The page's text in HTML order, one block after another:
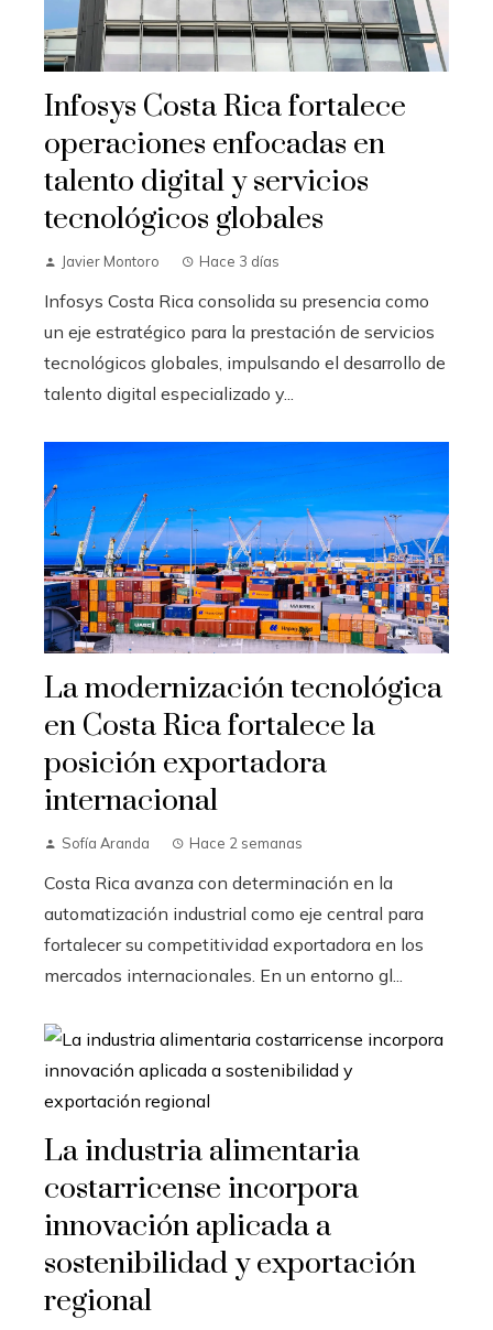
Infosys Costa Rica fortalece
operaciones enfocadas en
talento digital y servicios
tecnológicos globales
Javier Montoro Hace 3 días
Infosys Costa Rica consolida su presencia como
un eje estratégico para la prestación de servicios
tecnológicos globales, impulsando el desarrollo de
talento digital especializado y...
La modernización tecnológica
en Costa Rica fortalece la
posición exportadora
internacional
Sofía Aranda Hace 2 semanas
Costa Rica avanza con determinación en la
automatización industrial como eje central para
fortalecer su competitividad exportadora en los
mercados internacionales. En un entorno gl...
La industria alimentaria
costarricense incorpora
innovación aplicada a
sostenibilidad y exportación
regional